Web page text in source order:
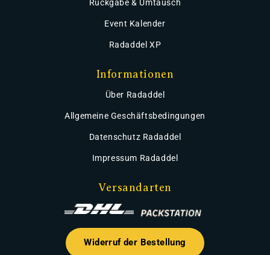
Rückgabe & Umtausch
Event Kalender
Radaddel XP
Informationen
Über Radaddel
Allgemeine Geschäftsbedingungen
Datenschutz Radaddel
Impressum Radaddel
Versandarten
Widerruf der Bestellung